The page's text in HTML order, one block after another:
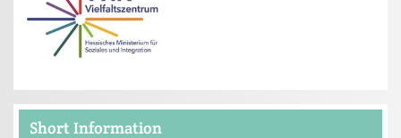
Short Information